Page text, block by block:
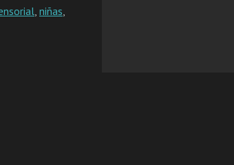
, niñas,